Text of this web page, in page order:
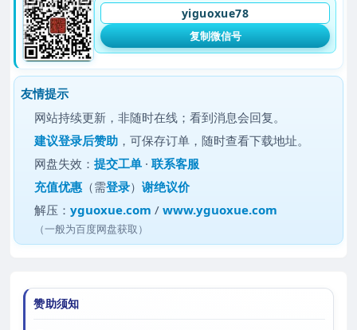
yiguoxue78
复制微信号
友情提示
网站持续更新，非随时在线；看到消息会回复。
建议登录后赞助 ，可保存订单，随时查看下载地址。
网盘失效：提交工单 ·联系客服
充值优惠 （需登录）谢绝议价
解压：yguoxue.com /www.yguoxue.com
（一般为百度网盘获取）
赞助须知